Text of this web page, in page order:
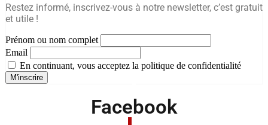
Restez informé, inscrivez-vous à notre newsletter, c’est gratuit
et utile !
Prénom ou nom complet
Email
En continuant, vous acceptez la politique de confidentialité
Facebook